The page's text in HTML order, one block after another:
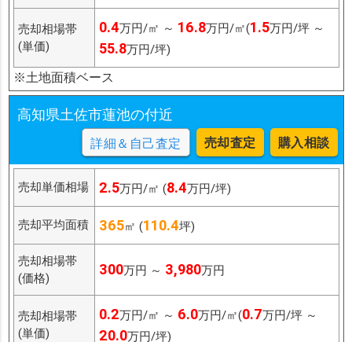
売却相場帯
(単価)
0.4万円/㎡ ～ 16.8万円/㎡(1.5万円/坪 ～
55.8万円/坪)
※土地面積ベース
高知県土佐市蓮池の付近
詳細＆自己査定 売却査定 購入相談
売却単価相場 2.5万円/㎡ (8.4万円/坪)
売却平均面積 365㎡ (110.4坪)
売却相場帯
(価格)
300万円 ～ 3,980万円
売却相場帯
(単価)
0.2万円/㎡ ～ 6.0万円/㎡(0.7万円/坪 ～
20.0万円/坪)